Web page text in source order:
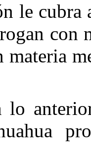
le
con
lo